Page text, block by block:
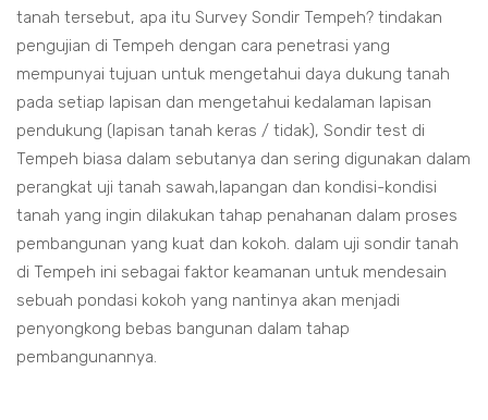
tanah tersebut, apa itu Survey Sondir Tempeh? tindakan
pengujian di Tempeh dengan cara penetrasi yang
mempunyai tujuan untuk mengetahui daya dukung tanah
pada setiap lapisan dan mengetahui kedalaman lapisan
pendukung (lapisan tanah keras / tidak), Sondir test di
Tempeh biasa dalam sebutanya dan sering digunakan dalam
perangkat uji tanah sawah,lapangan dan kondisi-kondisi
tanah yang ingin dilakukan tahap penahanan dalam proses
pembangunan yang kuat dan kokoh. dalam uji sondir tanah
di Tempeh ini sebagai faktor keamanan untuk mendesain
sebuah pondasi kokoh yang nantinya akan menjadi
penyongkong bebas bangunan dalam tahap
pembangunannya.